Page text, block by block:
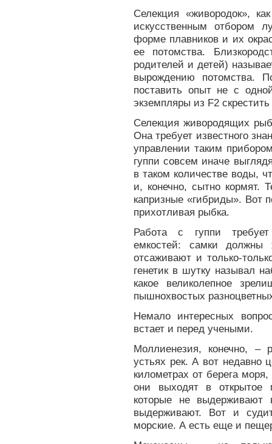
Селекция «живородок»,
искусственным отбором
форме плавников и их
ее потомства.
родителей и детей)
вырождению потомства.
поставить опыт не с
экземпляры из F2
Селекция живородящих
Она требует известного
управлении таким
гуппи совсем иначе
в таком количестве воды,
и, конечно, сытно кормят.
капризные «гибриды». Вот
прихотливая рыбка.
Работа с гуппи требует
емкостей: самки должны
отсаживают и только-
генетик в шутку называл
какое великолепное
пышнохвостых
Немало интересных
встает и перед учеными.
Моллиенезия, конечно, –
устьях рек. А вот недавно
километрах от берега
они выходят в открытое
которые не выдерживают
выдерживают. Вот и
морские. А есть еще и